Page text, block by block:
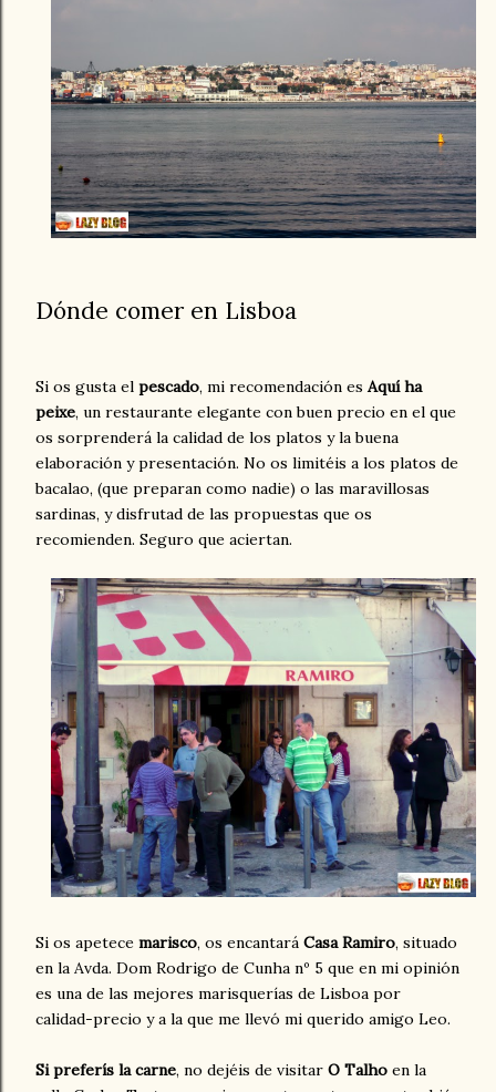
Dónde comer en Lisboa
Si os gusta el pescado, mi recomendación es Aquí ha
peixe, un restaurante elegante con buen precio en el que
os sorprenderá la calidad de los platos y la buena
elaboración y presentación. No os limitéis a los platos de
bacalao, (que preparan como nadie) o las maravillosas
sardinas, y disfrutad de las propuestas que os
recomienden. Seguro que aciertan.
Si os apetece marisco, os encantará Casa Ramiro, situado
en la Avda. Dom Rodrigo de Cunha nº 5 que en mi opinión
es una de las mejores marisquerías de Lisboa por
calidad-precio y a la que me llevó mi querido amigo Leo.
Si preferís la carne, no dejéis de visitar O Talho en la